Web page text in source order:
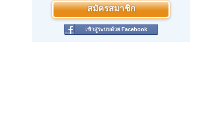
สมัครสมาชิก
เข้าสู่ระบบด้วย Facebook